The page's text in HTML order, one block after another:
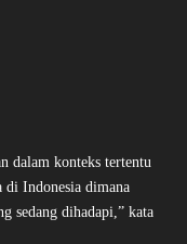
dalam konteks tertentu
di Indonesia dimana
sedang dihadapi,” kata